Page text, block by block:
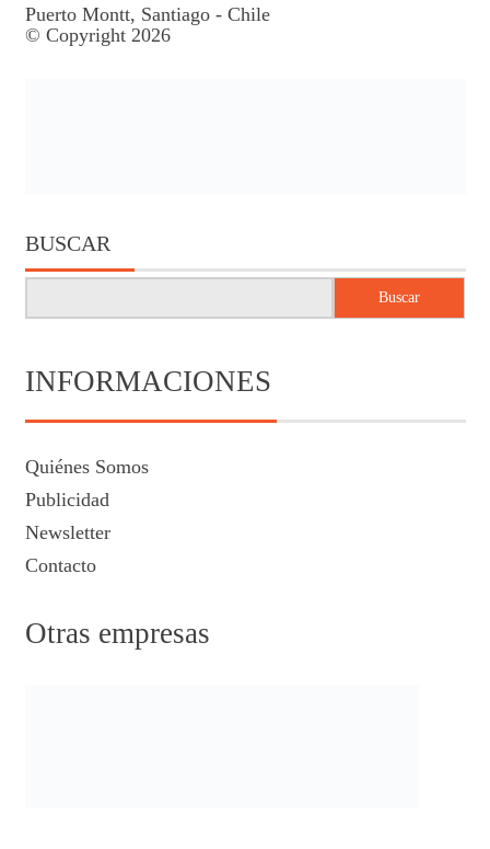
Puerto Montt, Santiago - Chile
© Copyright 2026
BUSCAR
Buscar
INFORMACIONES
Quiénes Somos
Publicidad
Newsletter
Contacto
Otras empresas